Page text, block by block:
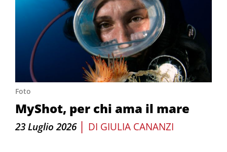
Foto
MyShot, per chi ama il mare
23 Luglio 2026 | DI GIULIA CANANZI